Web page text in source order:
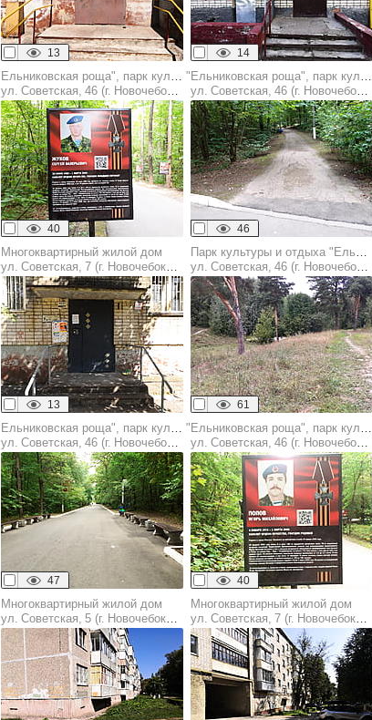
13 14
"Ельниковская роща", парк культуры и отдыха
ул. Советская, 46 (г. Новочебоксарск)
40
"Ельниковская роща", парк культуры и отдыха
ул. Советская, 46 (г. Новочебоксарск)
46
Многоквартирный жилой дом
ул. Советская, 7 (г. Новочебоксарск)
13
Парк культуры и отдыха "Ельниковская роща "
ул. Советская, 46 (г. Новочебоксарск)
61
"Ельниковская роща", парк культуры и отдыха
ул. Советская, 46 (г. Новочебоксарск)
47
"Ельниковская роща", парк культуры и отдыха
ул. Советская, 46 (г. Новочебоксарск)
40
Многоквартирный жилой дом
ул. Советская, 5 (г. Новочебоксарск)
Многоквартирный жилой дом
ул. Советская, 7 (г. Новочебоксарск)